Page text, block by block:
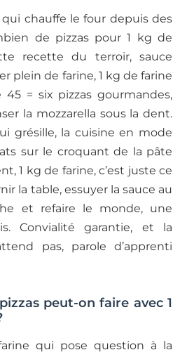
chauffe le four depuis des
de pizzas pour 1 kg de
recette du terroir, sauce
plein de farine, 1 kg de farine
= six pizzas gourmandes,
la mozzarella sous la dent.
grésille, la cuisine en mode
sur le croquant de la pâte
1 kg de farine, c’est juste ce
la table, essuyer la sauce au
et refaire le monde, une
Convialité garantie, et la
pas, parole d’apprenti
peut-on faire avec 1
qui pose question à la